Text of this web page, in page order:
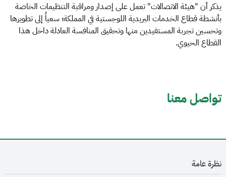
يذكر أن "هيئة الاتصالات" تعمل على إصدار ومراقبة التنظيمات الخاصة
بأنشطة قطاع الخدمات البريدية اللوجستية في المملكة؛ سعياً إلى تطويرها
وتحسين تجربة المستفيدين منها وتحقيق المنافسة العادلة داخل هذا
القطاع الحيوي.
تواصل معنا
نظرة عامة